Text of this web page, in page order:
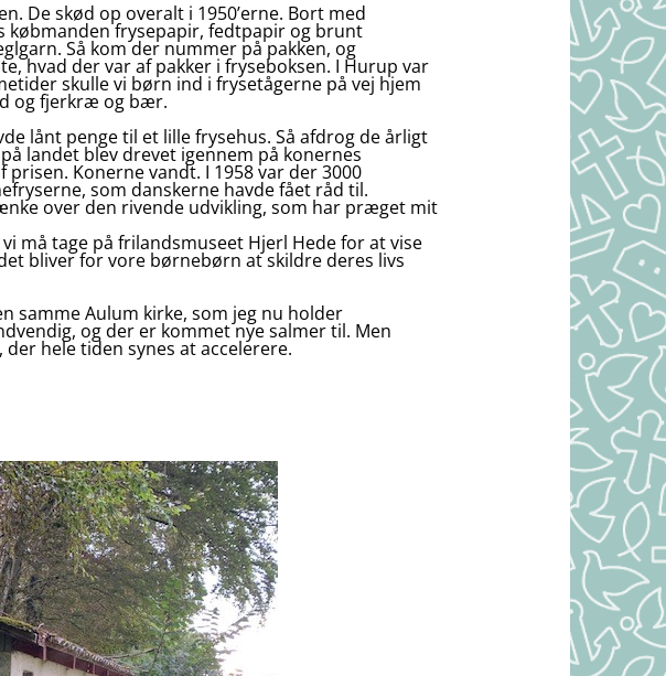
De skød op overalt i 1950’erne. Bort med
købmanden frysepapir, fedtpapir og brunt
Så kom der nummer på pakken, og
hvad der var af pakker i fryseboksen. I Hurup var
skulle vi børn ind i frysetågerne på vej hjem
og fjerkræ og bær.
lånt penge til et lille frysehus. Så afdrog de årligt
landet blev drevet igennem på konernes
Konerne vandt. I 1958 var der 3000
som danskerne havde fået råd til.
over den rivende udvikling, som har præget mit
må tage på frilandsmuseet Hjerl Hede for at vise
bliver for vore børnebørn at skildre deres livs
samme Aulum kirke, som jeg nu holder
og der er kommet nye salmer til. Men
hele tiden synes at accelerere.